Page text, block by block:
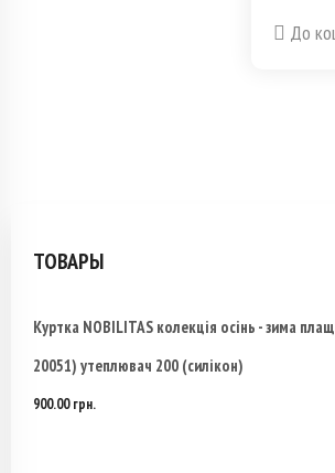
товара.
цена
До
ТОВАРЫ
Куртка NOBILITAS колекція осінь - зима
20051) утеплювач 200 (силікон)
900.00грн.